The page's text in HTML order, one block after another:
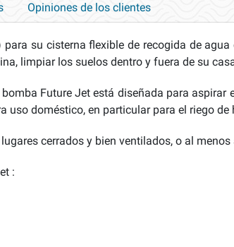
Opiniones de los clientes
para su cisterna flexible de recogida de
limpiar los suelos dentro y fuera de su
Future Jet está diseñada para
doméstico, en particular para el riego de
cerrados y bien ventilados, o al
: